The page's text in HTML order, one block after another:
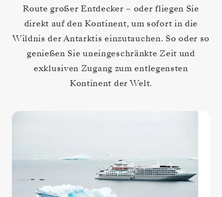
Route großer Entdecker – oder fliegen Sie
direkt auf den Kontinent, um sofort in die
Wildnis der Antarktis einzutauchen. So oder so
genießen Sie uneingeschränkte Zeit und
exklusiven Zugang zum entlegensten
Kontinent der Welt.